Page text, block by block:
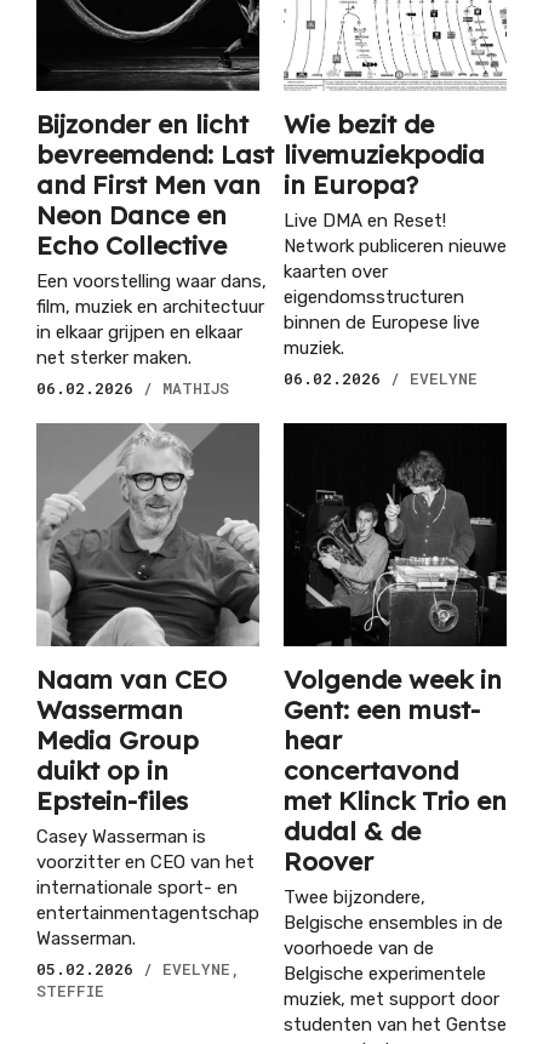
Bijzonder en licht
bevreemdend: Last
and First Men van
Neon Dance en
Echo Collective
Een voorstelling waar dans,
film, muziek en architectuur
in elkaar grijpen en elkaar
net sterker maken.
06.02.2026
/ MATHIJS
Wie bezit de
livemuziekpodia
in Europa?
Live DMA en Reset!
Network publiceren nieuwe
kaarten over
eigendomsstructuren
binnen de Europese live
muziek.
06.02.2026
/ EVELYNE
Naam van CEO
Wasserman
Media Group
duikt op in
Epstein-files
Casey Wasserman is
voorzitter en CEO van het
internationale sport- en
entertainmentagentschap
Wasserman.
05.02.2026
/ EVELYNE,
STEFFIE
Volgende week in
Gent: een must-
hear
concertavond
met Klinck Trio en
dudal & de
Roover
Twee bijzondere,
Belgische ensembles in de
voorhoede van de
Belgische experimentele
muziek, met support door
studenten van het Gentse